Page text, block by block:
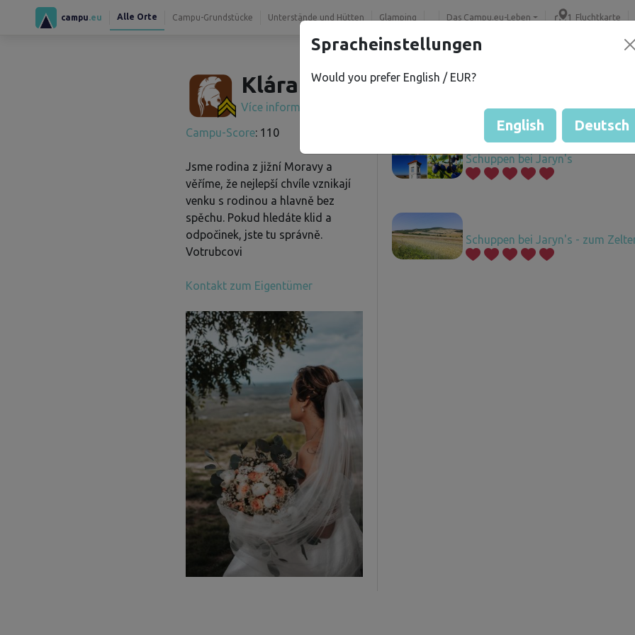
campu .eu Alle Orte Campu-Grundstücke Unterstände und Hütten Glamping Das Campu.eu-Leben Fluchtkarte
Klára V.
Více informací
Campu-Score: 110
Jsme rodina z jižní Moravy a
věříme, že nejlepší chvíle vznikají
venku s rodinou a hlavně bez
spěchu. Pokud hledáte klid a
odpočinek, jste tu správně.
Votrubcovi
Kontakt zum Eigentümer
Schuppen bei Jaryn's
Schuppen bei Jaryn's - zum
Spracheinstellungen
Would you prefer English / EUR?
English Deutsch